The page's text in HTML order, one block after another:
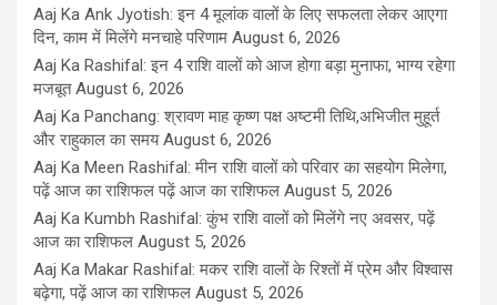
Aaj Ka Ank Jyotish: इन 4 मूलांक वालों के लिए सफलता लेकर आएगा
दिन, काम में मिलेंगे मनचाहे परिणाम August 6, 2026
Aaj Ka Rashifal: इन 4 राशि वालों को आज होगा बड़ा मुनाफा, भाग्य रहेगा
मजबूत August 6, 2026
Aaj Ka Panchang: श्रावण माह कृष्ण पक्ष अष्टमी तिथि,अभिजीत मुहूर्त
और राहुकाल का समय August 6, 2026
Aaj Ka Meen Rashifal: मीन राशि वालों को परिवार का सहयोग मिलेगा,
पढ़ें आज का राशिफल पढ़ें आज का राशिफल August 5, 2026
Aaj Ka Kumbh Rashifal: कुंभ राशि वालों को मिलेंगे नए अवसर, पढ़ें
आज का राशिफल August 5, 2026
Aaj Ka Makar Rashifal: मकर राशि वालों के रिश्तों में प्रेम और विश्वास
बढ़ेगा, पढ़ें आज का राशिफल August 5, 2026